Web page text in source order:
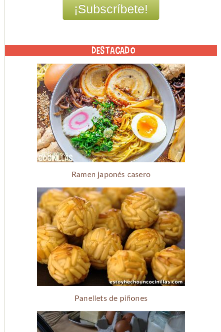
DESTACADO
Ramen japonés casero
Panellets de piñones